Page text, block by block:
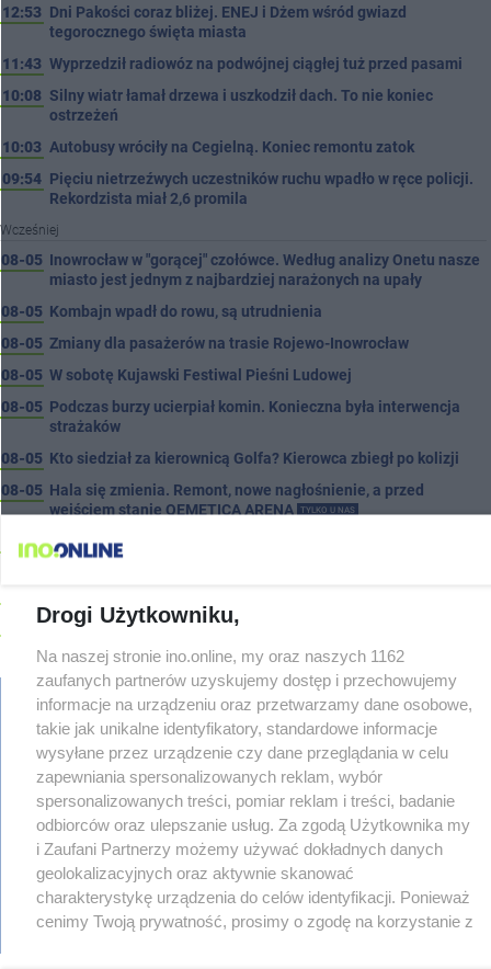
12:53 Dni Pakości coraz bliżej. ENEJ i Dżem wśród gwiazd
tegorocznego święta miasta
11:43 Wyprzedził radiowóz na podwójnej ciągłej tuż przed pasami
10:08 Silny wiatr łamał drzewa i uszkodził dach. To nie koniec
ostrzeżeń
10:03 Autobusy wróciły na Cegielną. Koniec remontu zatok
09:54 Pięciu nietrzeźwych uczestników ruchu wpadło w ręce policji.
Rekordzista miał 2,6 promila
Wcześniej
08-05 Inowrocław w "gorącej" czołówce. Według analizy Onetu nasze
miasto jest jednym z najbardziej narażonych na upały
08-05 Kombajn wpadł do rowu, są utrudnienia
08-05 Zmiany dla pasażerów na trasie Rojewo-Inowrocław
08-05 W sobotę Kujawski Festiwal Pieśni Ludowej
08-05 Podczas burzy ucierpiał komin. Konieczna była interwencja
strażaków
08-05 Kto siedział za kierownicą Golfa? Kierowca zbiegł po kolizji
08-05 Hala się zmienia. Remont, nowe nagłośnienie, a przed
wejściem stanie QEMETICA ARENA
TYLKO U NAS
08-05 19 września pierwszy ligowy mecz Noteci. Znamy cały
terminarz
08-04 Reklamy w centrum. Jego zdaniem Marcin Wroński jest w
08-04 Duże utrudnienia na Dworcowej. Dwa pasy blokowała
przyczepa od ciągnika
08-04 Upały, a potem burze. Groźna pogoda nad naszym regionem
08-04 Ruszyła modernizacja remizy OSP w Pakości
Kolizja na Rąbinie. Policja szuka kierowcy Golfa
08-04 91-latek chciał pomnożyć oszczędności. Stracił ponad 10 tys.
zł
08-04 Polifonika z Inowrocławia zagrała na Harendzie. Muzyczny
hołd dla Jana Kasprowicza
08-04 Jest wykonawca remontu dachu sali gimastycznej
regulamin
reklama
redakcja
pliki cookies
prywatność
reklamacje
gowork.pl
© copyright 2000-2026 Ino-online Media
Drogi Użytkowniku,
Na naszej stronie ino.online, my oraz naszych 1162
zaufanych partnerów uzyskujemy dostęp i przechowujemy
informacje na urządzeniu oraz przetwarzamy dane osobowe,
takie jak unikalne identyfikatory, standardowe informacje
wysyłane przez urządzenie czy dane przeglądania w celu
zapewniania spersonalizowanych reklam, wybór
spersonalizowanych treści, pomiar reklam i treści, badanie
odbiorców oraz ulepszanie usług. Za zgodą Użytkownika my
i Zaufani Partnerzy możemy używać dokładnych danych
geolokalizacyjnych oraz aktywnie skanować
charakterystykę urządzenia do celów identyfikacji. Ponieważ
cenimy Twoją prywatność, prosimy o zgodę na korzystanie z